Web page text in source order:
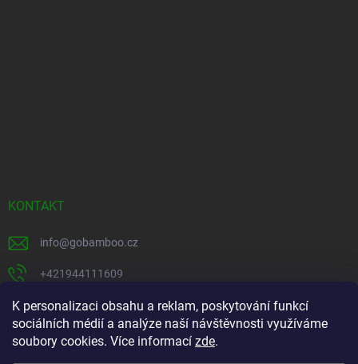
K personalizaci obsahu a reklam, poskytování funkcí
sociálních médií a analýze naší návštěvnosti využíváme
soubory cookies. Více informací zde.
KONTAKT
info@gobamboo.cz
+421944111609
https://www.facebook.com/profile.php?
id=100075984616782
gobamboo1